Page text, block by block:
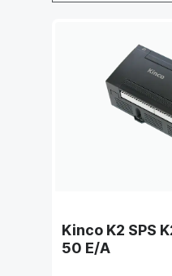
Kinco K2 SPS
50 E/A